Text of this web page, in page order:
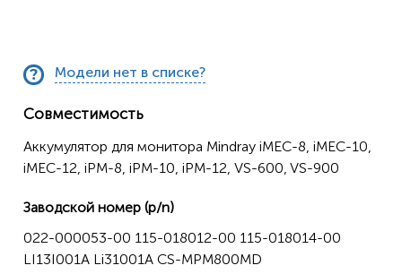
Модели нет в списке?
Совместимость
Аккумулятор для монитора Mindray iMEC-8, iMEC-10,
iMEC-12, iPM-8, iPM-10, iPM-12, VS-600, VS-900
Заводской номер (p/n)
022-000053-00 115-018012-00 115-018014-00
LI13I001A Li31001A CS-MPM800MD